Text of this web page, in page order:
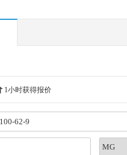
1小时获得报价